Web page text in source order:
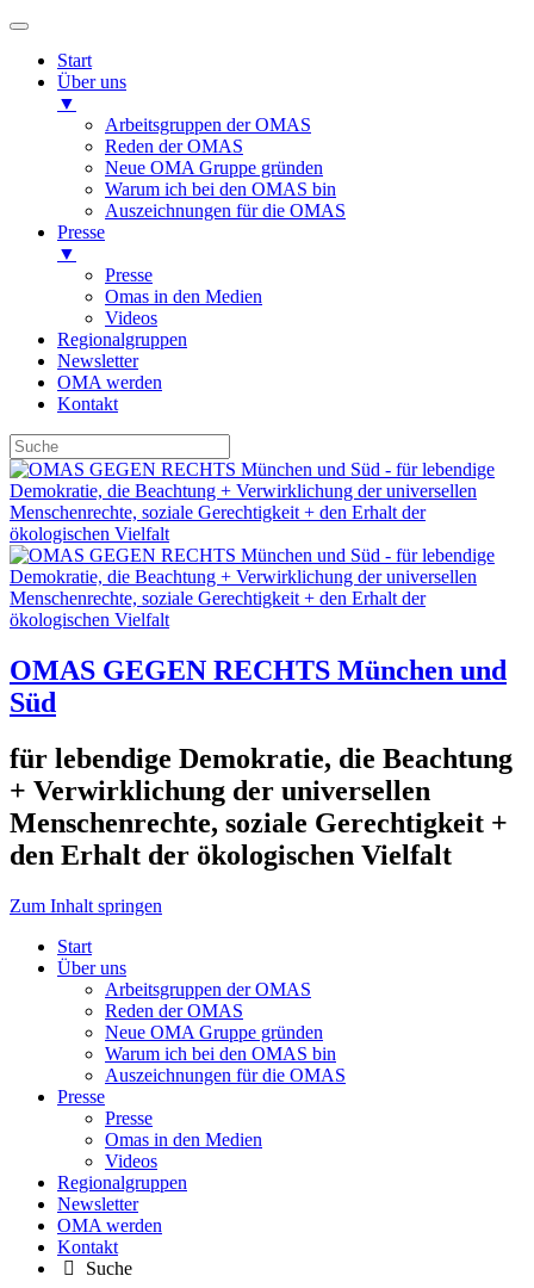
Start
Über uns
▼
Arbeitsgruppen der OMAS
Reden der OMAS
Neue OMA Gruppe gründen
Warum ich bei den OMAS bin
Auszeichnungen für die OMAS
Presse
▼
Presse
Omas in den Medien
Videos
Regionalgruppen
Newsletter
OMA werden
Kontakt
OMAS GEGEN RECHTS München und
Süd
für lebendige Demokratie, die Beachtung
+ Verwirklichung der universellen
Menschenrechte, soziale Gerechtigkeit +
den Erhalt der ökologischen Vielfalt
Zum Inhalt springen
Start
Über uns
Arbeitsgruppen der OMAS
Reden der OMAS
Neue OMA Gruppe gründen
Warum ich bei den OMAS bin
Auszeichnungen für die OMAS
Presse
Presse
Omas in den Medien
Videos
Regionalgruppen
Newsletter
OMA werden
Kontakt
Suche